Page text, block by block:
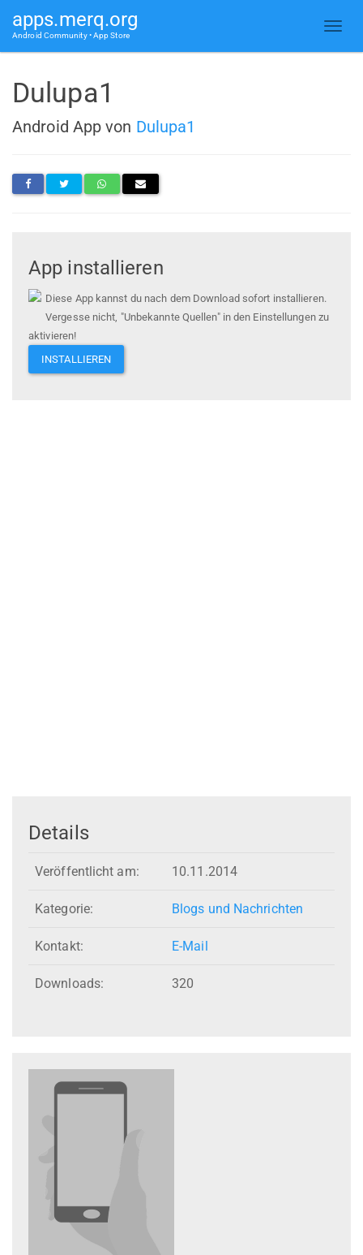
apps.merq.org
Android Community • App Store
Dulupa1
Android App von Dulupa1
App installieren
Diese App kannst du nach dem Download sofort installieren.
Vergesse nicht, "Unbekannte Quellen" in den Einstellungen zu
aktivieren!
INSTALLIEREN
Details
Veröffentlicht am: 10.11.2014
Kategorie: Blogs und Nachrichten
Kontakt: E-Mail
Downloads: 320